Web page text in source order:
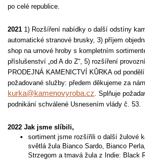
po celé republice.
2021 1) Rozšíření nabídky o další odstíny
automatické stranové brusky, 3) příjem
shop na urnové hroby s kompletním
příslušenství „od A do Z“, 5) rozšíření
PRODEJNÁ KAMENICTVÍ KŮRKA od
požadované služby: předem děkujeme za
kurka@kamenovyroba.cz . Splňuje
podnikání schválené Usnesením vlády č. 53.
2022 Jak jsme slíbili,
sortiment jsme rozšířili o další žulové
světlá žula Bianco Sardo, Bianco
Strzegom a tmavá žula z Indie: Black